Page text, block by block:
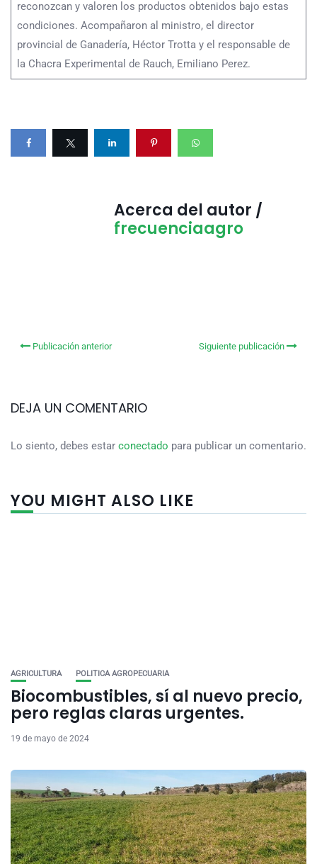
reconozcan y valoren los productos obtenidos bajo estas
condiciones. Acompañaron al ministro, el director
provincial de Ganadería, Héctor Trotta y el responsable de
la Chacra Experimental de Rauch, Emiliano Perez.
Acerca del autor /
frecuenciaagro
Publicación anterior Siguiente publicación
DEJA UN COMENTARIO
Lo siento, debes estar conectado para publicar un comentario.
YOU MIGHT ALSO LIKE
AGRICULTURA POLITICA AGROPECUARIA
Biocombustibles, sí al nuevo precio,
pero reglas claras urgentes.
19 de mayo de 2024